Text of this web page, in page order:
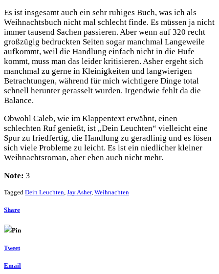
Es ist insgesamt auch ein sehr ruhiges Buch, was ich als
Weihnachtsbuch nicht mal schlecht finde. Es müssen ja nicht
immer tausend Sachen passieren. Aber wenn auf 320 recht
großzügig bedruckten Seiten sogar manchmal Langeweile
aufkommt, weil die Handlung einfach nicht in die Hufe
kommt, muss man das leider kritisieren. Asher ergeht sich
manchmal zu gerne in Kleinigkeiten und langwierigen
Betrachtungen, während für mich wichtigere Dinge total
schnell herunter gerasselt wurden. Irgendwie fehlt da die
Balance.
Obwohl Caleb, wie im Klappentext erwähnt, einen
schlechten Ruf genießt, ist „Dein Leuchten“ vielleicht eine
Spur zu friedfertig, die Handlung zu geradlinig und es lösen
sich viele Probleme zu leicht. Es ist ein niedlicher kleiner
Weihnachtsroman, aber eben auch nicht mehr.
Note: 3
Tagged Dein Leuchten, Jay Asher, Weihnachten
Share
Pin
Tweet
Email